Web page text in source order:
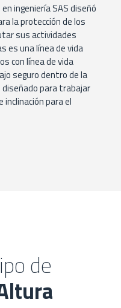
ingeniería SAS diseñó
la protección de los
sus actividades
es una línea de vida
con línea de vida
seguro dentro de la
para trabajar
inclinación para el
de